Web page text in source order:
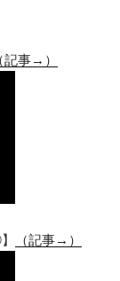
記事→）
（記事→）